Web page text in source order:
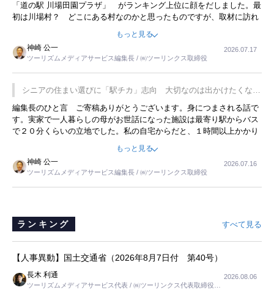
「道の駅 川場田園プラザ」 がランキング上位に顔をだしました。最
初は川場村？ どこにある村なのかと思ったものですが、取材に訪れ
永井 彰一社長にインタビューしたら、興味深い話が次々が飛び出しま
した。プレゼンも巧みで、今でも思い出すことが２つあります。一つ
は、従業員に東京ディズニーランドを見学させ、サービス業、接客業
の何かを理解してもらっていることです。 もう一つは1800円もする
プレミアムヨーグルトを販売するにあたり、社内に懸念もあったそう
です。永井社長は、駐車場に都内ナンバーの高級外車が停まっている
ことに目をつけ、高級商品でも売れると確信したそうです。今回の記
事を懐かしく読みました。
もっと見る
神崎 公一
ツーリズムメディアサービス編集長 / ㈱ツーリンクス取締役
2026.07.17
シニアの住まい選びに「駅チカ」志向 大切なのは出かけたくなる
暮らし
編集長のひと言 ご寄稿ありがとうございます。身につまされる話で
す。実家で一人暮らしの母がお世話になった施設は最寄り駅からバス
で２０分くらいの立地でした。私の自宅からだと、１時間以上かかり
ました。母の住まいから近いという理由で、その施設を選択したので
すが、私と妹にとっては、半日仕事ででした。シニアの住まい選び
は、当人だけではなく、世話をする家族の足の便も考えない外池ない
と思いました。
もっと見る
神崎 公一
ツーリズムメディアサービス編集長 / ㈱ツーリンクス取締役
2026.07.16
ランキング すべて見る
【人事異動】国土交通省（2026年8月7日付 第40号）
長木 利通
ツーリズムメディアサービス代表 / ㈱ツーリンクス代表取締役社
2026.08.06